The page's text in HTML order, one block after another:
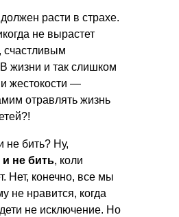
расти в страхе.
не вырастет
жизни и так слишком
жестокости —
отравлять жизнь
не бить? Ну,
не бить, коли
Нет, конечно, все мы
не нравится, когда
не исключение. Но